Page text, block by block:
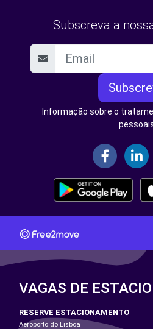
Subscreva a
Informação sobre o
VAGAS DE
RESERVE ESTACIONAMENTO
Aeroporto do Lisboa